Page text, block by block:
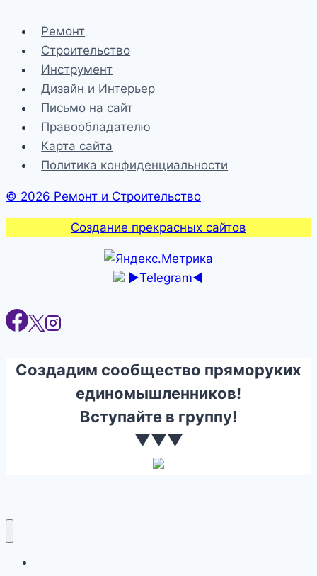
Ремонт
Строительство
Инструмент
Дизайн и Интерьер
Письмо на сайт
Правообладателю
Карта сайта
Политика конфиденциальности
© 2026 Ремонт и Строительство
Создание прекрасных сайтов
►Telegram◄
Создадим сообщество пряморуких
единомышленников!
Вступайте в группу!
▼▼▼